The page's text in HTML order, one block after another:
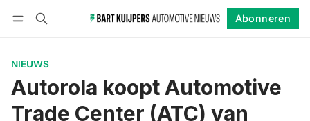
Abonneren
NIEUWS
Autorola koopt Automotive
Trade Center (ATC) van